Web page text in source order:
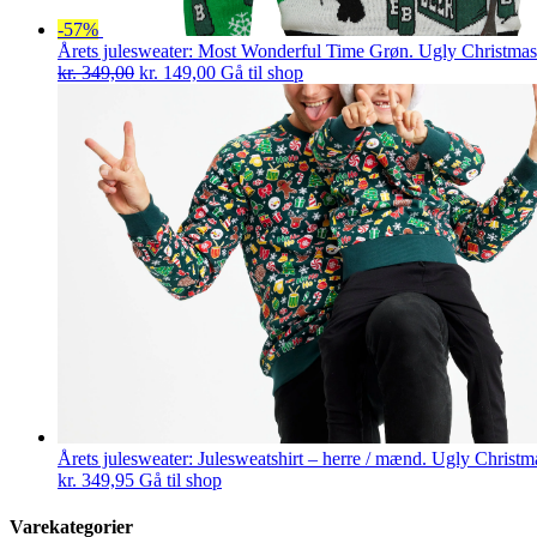
-57%
Årets julesweater: Most Wonderful Time Grøn. Ugly
kr.349,00 Den
kr. 349,00.
kr. 149,00Den
er:
kr. 149,00.
Gå til shop
Årets julesweater: Julesweatshirt – herre / mænd. Ugly
kr. 349,95 Gå til shop
Varekategorier